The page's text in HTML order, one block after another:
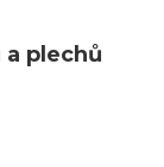
plechů